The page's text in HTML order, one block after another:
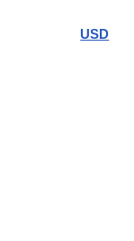
USD